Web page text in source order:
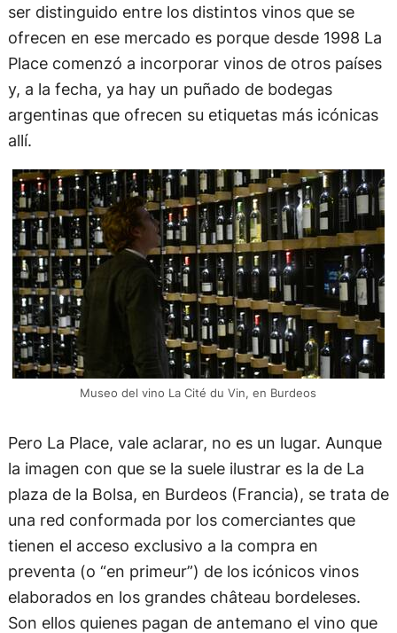
ser distinguido entre los distintos vinos que se
ofrecen en ese mercado es porque desde 1998 La
Place comenzó a incorporar vinos de otros países
y, a la fecha, ya hay un puñado de bodegas
argentinas que ofrecen su etiquetas más icónicas
allí.
Museo del vino La Cité du Vin, en Burdeos
Pero La Place, vale aclarar, no es un lugar. Aunque
la imagen con que se la suele ilustrar es la de La
plaza de la Bolsa, en Burdeos (Francia), se trata de
una red conformada por los comerciantes que
tienen el acceso exclusivo a la compra en
preventa (o “en primeur”) de los icónicos vinos
elaborados en los grandes château bordeleses.
Son ellos quienes pagan de antemano el vino que